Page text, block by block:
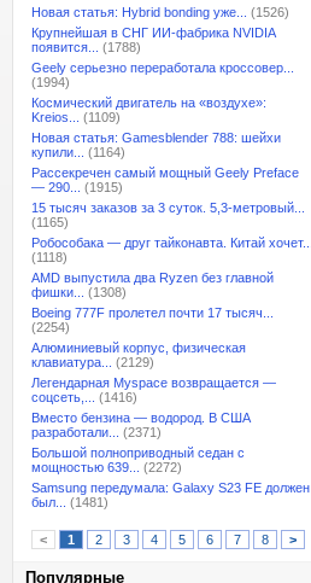
Новая статья: Hybrid bonding уже...
(1526)
Крупнейшая в СНГ ИИ-фабрика NVIDIA
появится...
(1788)
Geely серьезно переработала кроссовер...
(1994)
Космический двигатель на «воздухе»:
Kreios...
(1109)
Новая статья: Gamesblender 788: шейхи
купили...
(1164)
Рассекречен самый мощный Geely Preface
— 290...
(1915)
15 тысяч заказов за 3 суток. 5,3-метровый...
(1165)
Робособака — друг тайконавта. Китай хочет...
(1118)
AMD выпустила два Ryzen без главной
фишки...
(1308)
Boeing 777F пролетел почти 17 тысяч...
(2254)
Алюминиевый корпус, физическая
клавиатура...
(2129)
Легендарная Myspace возвращается —
соцсеть,...
(1416)
Вместо бензина — водород. В США
разработали...
(2371)
Большой полноприводный седан с
мощностью 639...
(2272)
Samsung передумала: Galaxy S23 FE должен
был...
(1481)
< 1 2 3 4 5 6 7 8 >
Популярные